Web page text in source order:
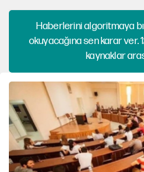
Haberlerini algoritmaya
okuyacağına sen karar ver.
kaynaklar